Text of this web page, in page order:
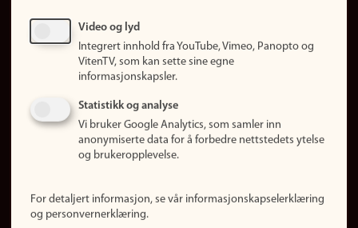
Om nettstedet
Informasjonskapsler
Personvern
Video og lyd
Integrert innhold fra YouTube, Vimeo, Panopto og
VitenTV, som kan sette sine egne
informasjonskapsler.
Statistikk og analyse
Vi bruker Google Analytics, som samler inn
anonymiserte data for å forbedre nettstedets ytelse
og brukeropplevelse.
For detaljert informasjon, se vår informasjonskapselerklæring
og personvernerklæring.